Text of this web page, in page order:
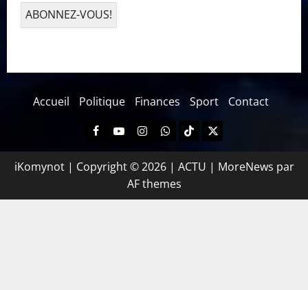
Accueil Politique Finances Sport Contact
iKomynot | Copyright © 2026 | ACTU | MoreNews par
AF themes